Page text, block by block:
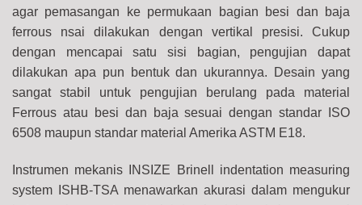
agar pemasangan ke permukaan bagian besi dan baja
ferrous nsai dilakukan dengan vertikal presisi. Cukup
dengan mencapai satu sisi bagian, pengujian dapat
dilakukan apa pun bentuk dan ukurannya.
Desain yang
sangat stabil untuk pengujian berulang pada material
Ferrous atau besi dan baja sesuai dengan standar ISO
6508 maupun standar material Amerika ASTM E18.
Instrumen mekanis INSIZE Brinell indentation measuring
system ISHB-TSA menawarkan akurasi dalam mengukur